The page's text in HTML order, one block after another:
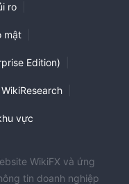
ro
mật
Edition)
WikiResearch
vực
WikiFX và ứng
tin doanh nghiệp